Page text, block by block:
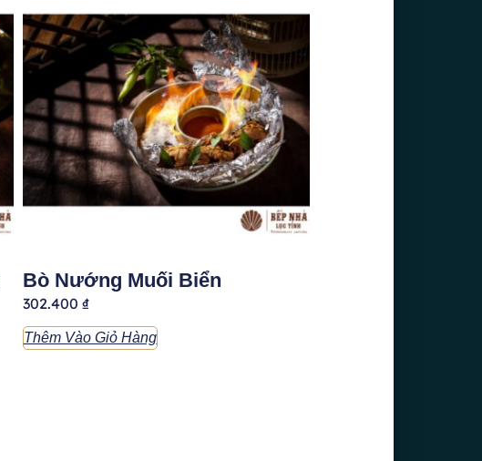
Bò Nướng Muối Biển
302.400 ₫
Thêm Vào Giỏ Hàng